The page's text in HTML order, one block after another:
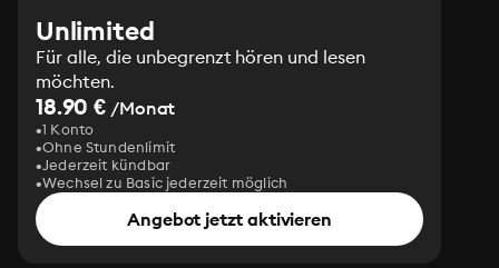
Unlimited
Für alle, die unbegrenzt hören und lesen
möchten.
18.90 € /Monat
1 Konto
Ohne Stundenlimit
Jederzeit kündbar
Wechsel zu Basic jederzeit möglich
Angebot jetzt aktivieren